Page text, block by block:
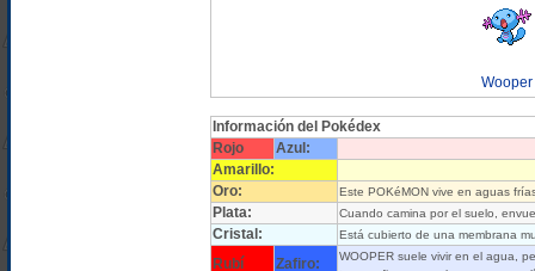
Wooper
Información del Pokédex
Rojo
Azul:
Amarillo:
Oro:
Este POKéMON vive en aguas
Plata: Cuando camina por el suelo,
Cristal: Está cubierto de una membrana
Rubí Zafiro:
WOOPER suele vivir en el agua,